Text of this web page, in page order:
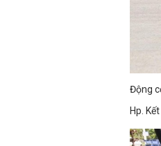
Động
Hp.